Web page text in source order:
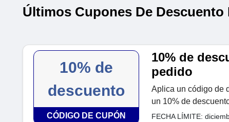
Últimos Cupones De Descuento
10% de
descuento
CÓDIGO DE CUPÓN
10% de
pedido
Aplica un código de
un 10% de
FECHA LÍMITE: